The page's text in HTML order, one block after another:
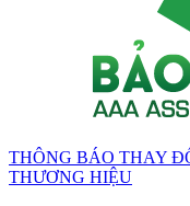
THÔNG BÁO THAY
THƯƠNG HIỆU